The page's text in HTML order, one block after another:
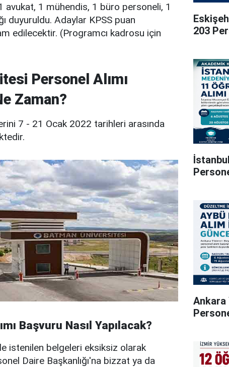
avukat, 1 mühendis, 1 büro personeli, 1
duyuruldu. Adaylar KPSS puan
edilecektir. (Programcı kadrosu için
Personel Alımı
Zaman?
7 - 21 Ocak 2022 tarihleri arasında
Başvuru Nasıl Yapılacak?
istenilen belgeleri eksiksiz olarak
Daire Başkanlığı'na bizzat ya da
203
Ankara